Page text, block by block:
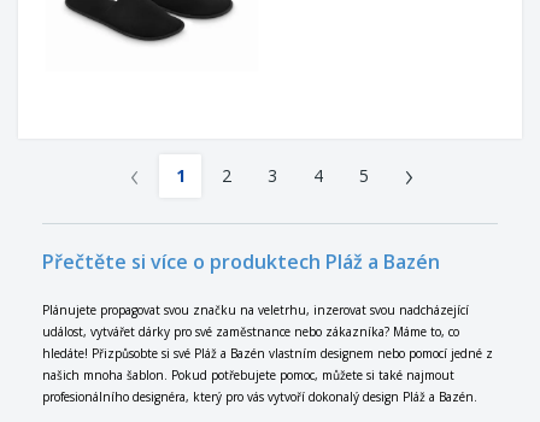
‹ 1 2 3 4 5 ›
Přečtěte si více o produktech Pláž a Bazén
Plánujete propagovat svou značku na veletrhu, inzerovat svou nadcházející
událost, vytvářet dárky pro své zaměstnance nebo zákazníka? Máme to, co
hledáte! Přizpůsobte si své Pláž a Bazén vlastním designem nebo pomocí jedné z
našich mnoha šablon. Pokud potřebujete pomoc, můžete si také najmout
profesionálního designéra, který pro vás vytvoří dokonalý design Pláž a Bazén.